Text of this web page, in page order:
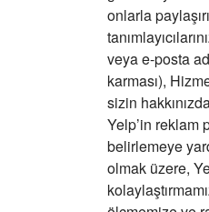
onlarla
veya e-posta
karması),
sizin
Yelp’in reklam
belirlemeye
olmak üzere,